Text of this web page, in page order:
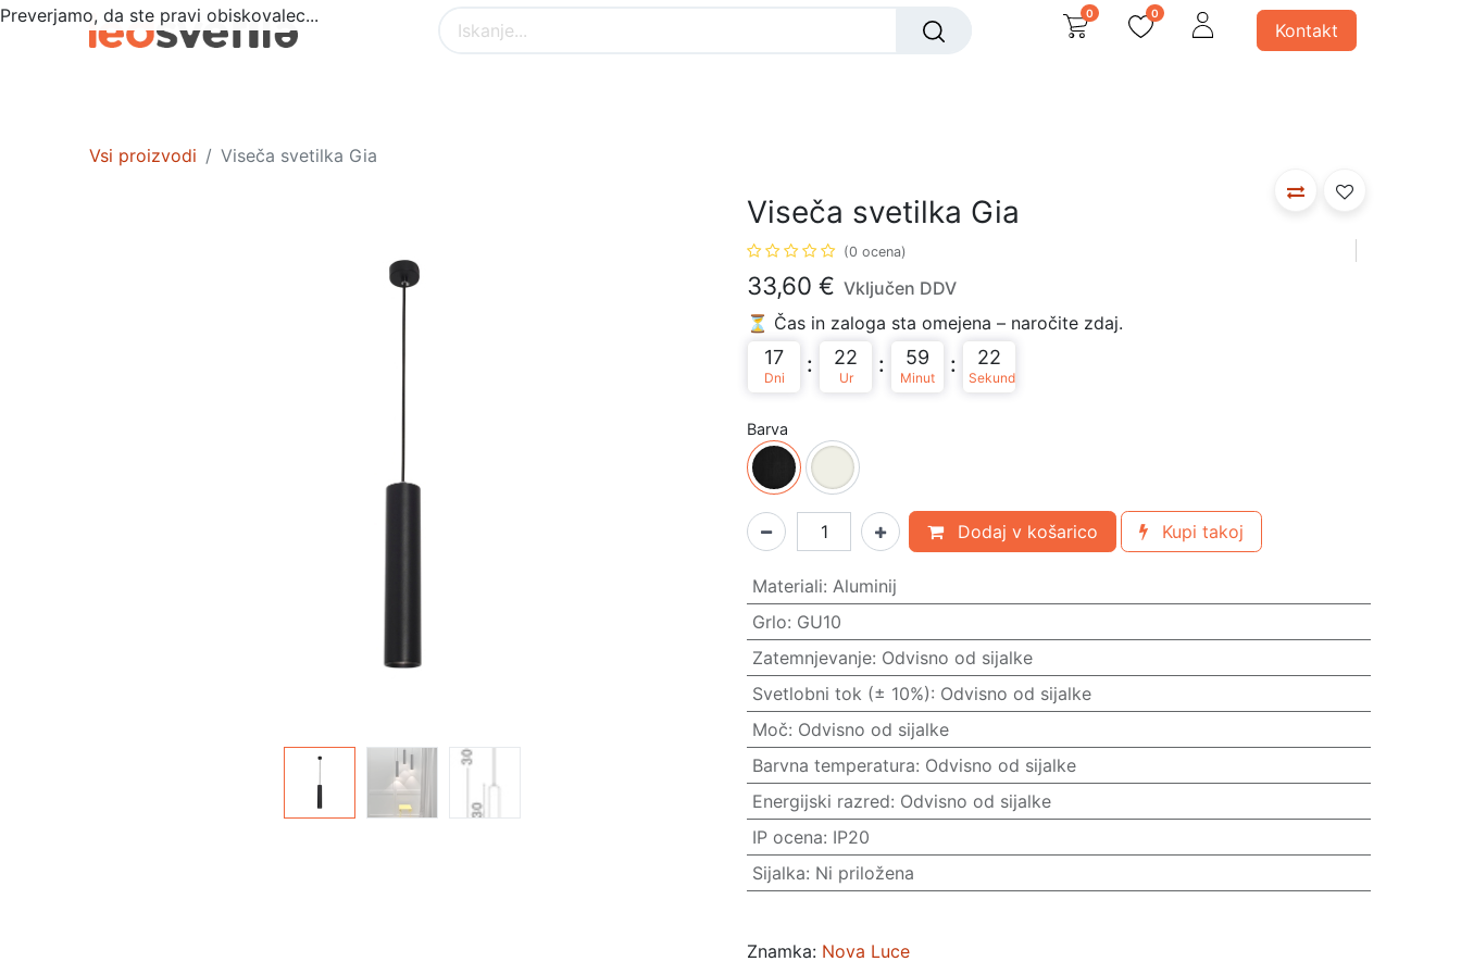
0 0
Kontakt
Vsi proizvodi Viseča svetilka Gia
Viseča svetilka Gia
(0 ocena)
33,60 € Vključen DDV
⏳ Čas in zaloga sta omejena – naročite zdaj.
17
Dni
: 22
Ur
: 59
Minut
: 22
Sekund
Barva
Dodaj v košarico Kupi takoj
Materiali: Aluminij
Grlo: GU10
Zatemnjevanje: Odvisno od sijalke
Svetlobni tok (± 10%): Odvisno od sijalke
Moč: Odvisno od sijalke
Barvna temperatura: Odvisno od sijalke
Energijski razred: Odvisno od sijalke
IP ocena: IP20
Sijalka: Ni priložena
Znamka: Nova Luce
Preverjamo, da ste pravi obiskovalec...